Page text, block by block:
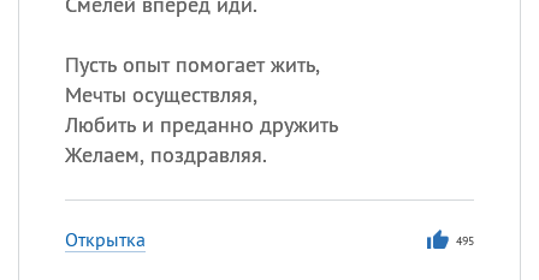
Пусть опыт помогает жить,
Мечты осуществляя,
Любить и преданно дружить
Желаем, поздравляя.
Открытка 495